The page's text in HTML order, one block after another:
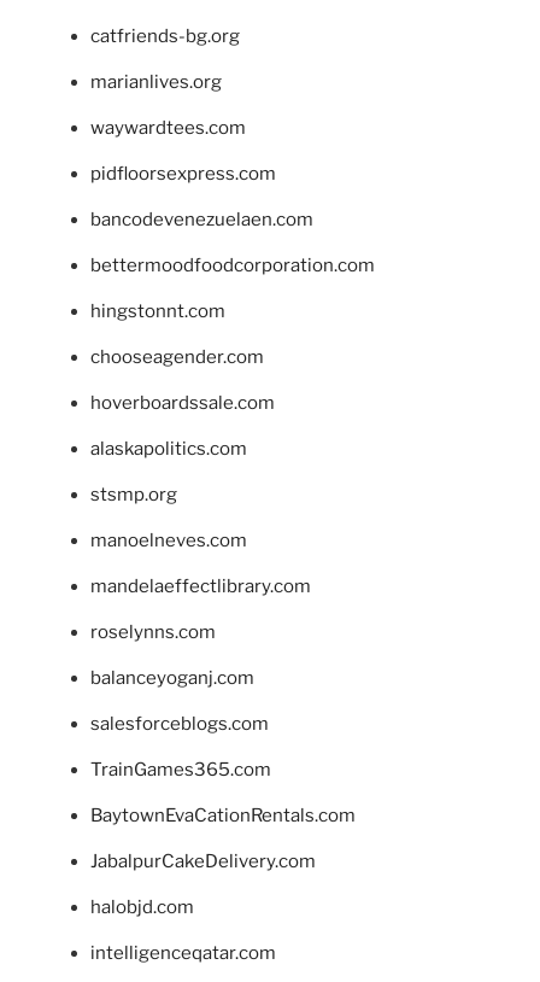
catfriends-bg.org
marianlives.org
waywardtees.com
pidfloorsexpress.com
bancodevenezuelaen.com
bettermoodfoodcorporation.com
hingstonnt.com
chooseagender.com
hoverboardssale.com
alaskapolitics.com
stsmp.org
manoelneves.com
mandelaeffectlibrary.com
roselynns.com
balanceyoganj.com
salesforceblogs.com
TrainGames365.com
BaytownEvaCationRentals.com
JabalpurCakeDelivery.com
halobjd.com
intelligenceqatar.com